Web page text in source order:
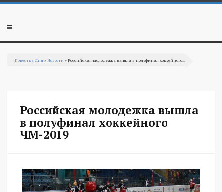
Перейти к основному содержанию
Мобильное
Повестка Дня »Новости » Российская молодежка вышла в полуфинал хоккейного...
Российская молодежка вышла
в полуфинал хоккейного
ЧМ-2019